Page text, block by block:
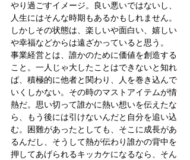
やり過ごすイメージ。良い悪いではないし、
人生にはそんな時期もあるかもしれません。
しかしその状態は、楽しいや面白い、嬉しい
や幸福などからは遠ざかっていると思う。
事業経営とは、誰かのために価値を創造する
こと。一人じゃ大したことはできないと知れ
ば、積極的に他者と関わり、人を巻き込んで
いくしかない。その時のマストアイテムが情
熱だ。思い切って誰かに熱い想いを伝えたな
ら、もう後には引けないんだと自分を追い込
む。困難があったとしても、そこに成長があ
るんだし、そうして熱が伝わり誰かの背中を
押してあげられるキッカケになるなら、そん